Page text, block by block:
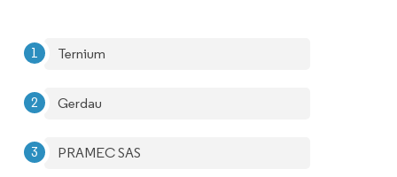
Ternium
Gerdau
PRAMEC SAS